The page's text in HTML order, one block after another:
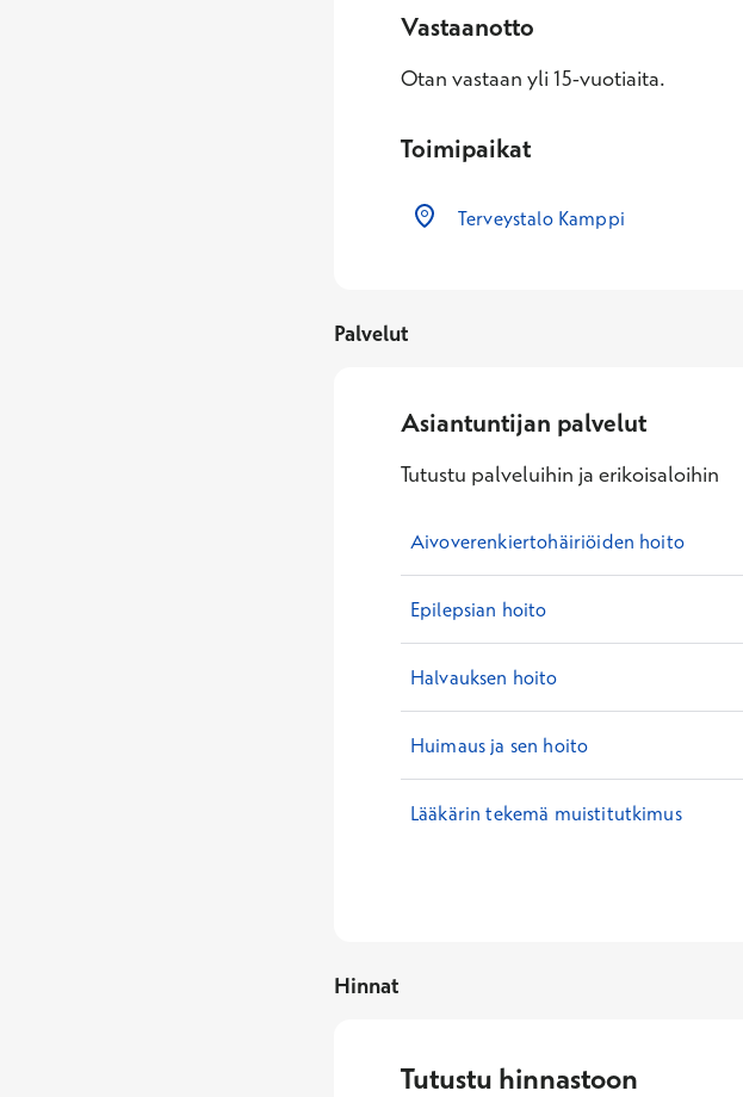
Vastaanotto
Otan vastaan yli 15-vuotiaita.
Toimipaikat
Terveystalo Kamppi
Palvelut
Asiantuntijan palvelut
Tutustu palveluihin ja erikoisaloihin
Aivoverenkiertohäiriöiden hoito
Epilepsian hoito
Halvauksen hoito
Huimaus ja sen hoito
Lääkärin tekemä muistitutkimus
Hinnat
Tutustu hinnastoon